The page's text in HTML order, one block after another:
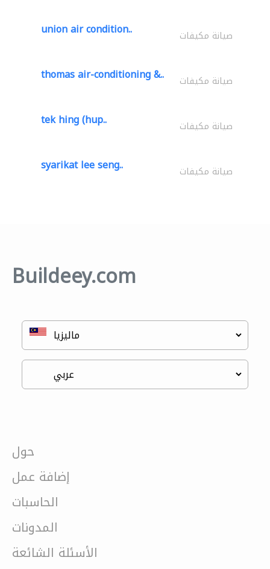
union air condition.. صيانة مكيفات
thomas air-conditioning &.. صيانة مكيفات
tek hing (hup.. صيانة مكيفات
syarikat lee seng.. صيانة مكيفات
Buildeey.com
حول
إضافة عمل
الحاسبات
المدونات
الأسئلة الشائعة